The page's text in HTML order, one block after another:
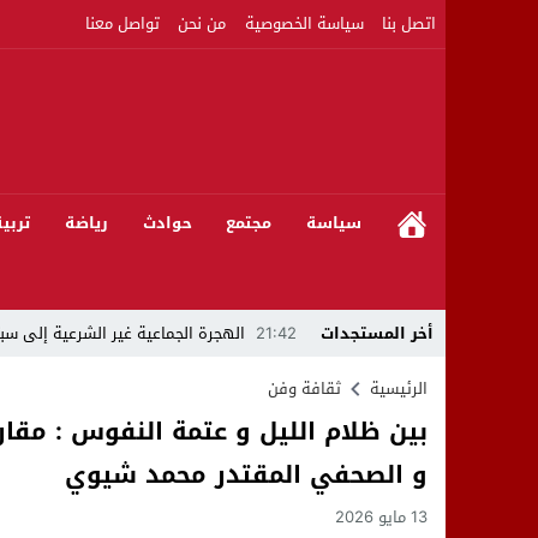
اتصل بنا سياسة الخصوصية من نحن تواصل معنا
سياسة مجتمع حوادث رياضة
أخر المستجدات 21:42 الهجرة الجماعية غير الشرعية إلى
21:16
08:50 مبادرات مواطنة وشركاؤها ينظمون
22:59 رئيس جماعة عين الجوهرة سيدي
الرئيسية ثقافة وفن
بين ظلام الليل و عتمة النفوس :
و الصحفي المقتدر محمد شيوي
13 مايو 2026